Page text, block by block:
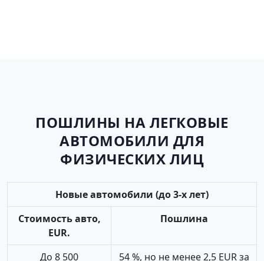
ПОШЛИНЫ НА ЛЕГКОВЫЕ
АВТОМОБИЛИ ДЛЯ
ФИЗИЧЕСКИХ ЛИЦ
Новые автомобили (до 3-х лет)
Стоимость авто,
EUR.
Пошлина
До 8 500 54 %, но не менее 2,5 EUR за